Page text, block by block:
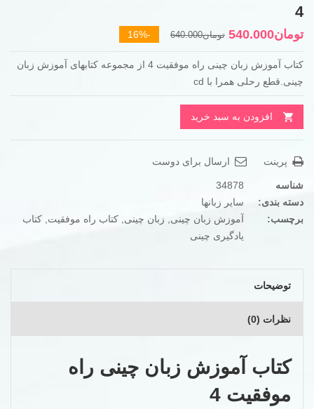
4
تومان640.000قیمت
تومان640.000
تومان540.000
قیمت
تومان540.000
کتاب آموزش زبان چینی راه موفقیت 4 از مجموعه کتابهای آموزش زبان
چینی.قطع رحلی همرا با cd
افزودن به سبد خرید
پرینت ارسال برای دوست
شناسه
34878
دسته بندی:
سایر زبانها
برچسب:
آموزش زبان چینی , زبان چینی , کتاب راه موفقیت, کتاب
یادگیری چینی
توضیحات
نظرات (0)
کتاب آموزش زبان چینی راه
موفقیت 4